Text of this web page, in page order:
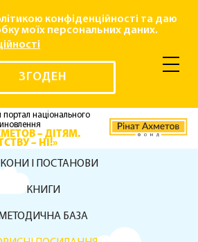
конфіденційності та даю
моїх персональних даних.
ЗГОДЕН
портал національного
– ДІТЯМ.
– НІ!»
І ПОСТАНОВИ
КНИГИ
МЕТОДИЧНА БАЗА